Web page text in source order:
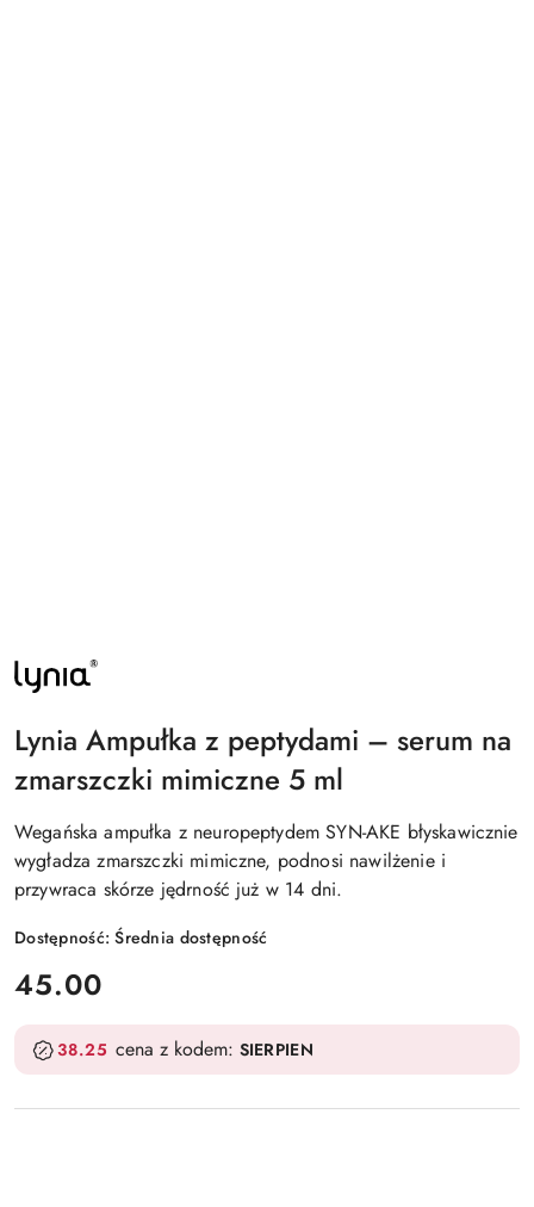
NAZWA
PRODUCENTA:
LYNIA
Lynia Ampułka z peptydami – serum na
zmarszczki mimiczne 5 ml
Wegańska ampułka z neuropeptydem SYN-AKE błyskawicznie
wygładza zmarszczki mimiczne, podnosi nawilżenie i
przywraca skórze jędrność już w 14 dni.
Dostępność:Średnia dostępność
cena:
45.00
38.25 cena z kodem: SIERPIEN